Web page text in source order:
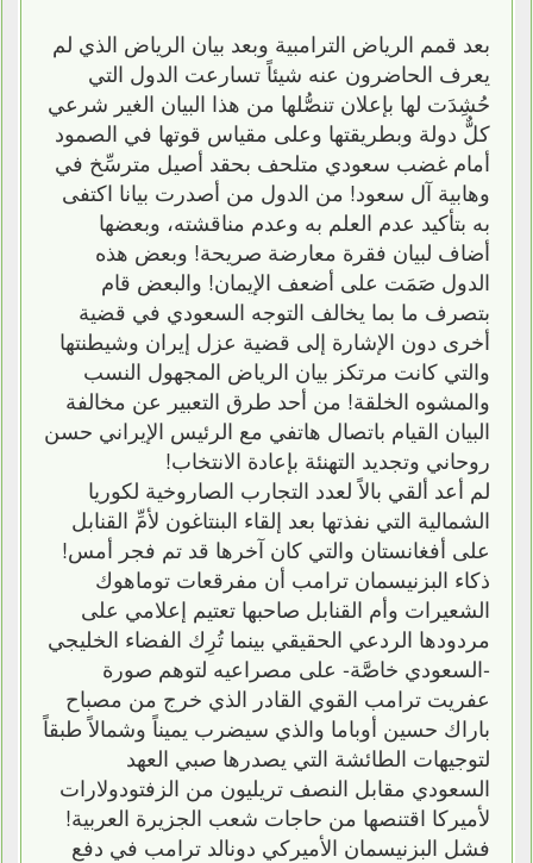
بعد قمم الرياض الترامبية وبعد بيان الرياض الذي لم
يعرف الحاضرون عنه شيئاً تسارعت الدول التي
حُشِدَت لها بإعلان تنصُّلها من هذا البيان الغير شرعي
كلٌّ دولة وبطريقتها وعلى مقياس قوتها في الصمود
أمام غضب سعودي متلحف بحقد أصيل مترسِّخ في
وهابية آل سعود! من الدول من أصدرت بيانا اكتفى
به بتأكيد عدم العلم به وعدم مناقشته، وبعضها
أضاف لبيان فقرة معارضة صريحة! وبعض هذه
الدول صَمَت على أضعف الإيمان! والبعض قام
بتصرف ما بما يخالف التوجه السعودي في قضية
أخرى دون الإشارة إلى قضية عزل إيران وشيطنتها
والتي كانت مرتكز بيان الرياض المجهول النسب
والمشوه الخلقة! من أحد طرق التعبير عن مخالفة
البيان القيام باتصال هاتفي مع الرئيس الإيراني حسن
روحاني وتجديد التهنئة بإعادة الانتخاب!
لم أعد ألقي بالاً لعدد التجارب الصاروخية لكوريا
الشمالية التي نفذتها بعد إلقاء البنتاغون لأمِّ القنابل
على أفغانستان والتي كان آخرها قد تم فجر أمس!
ذكاء البزنيسمان ترامب أن مفرقعات توماهوك
الشعيرات وأم القنابل صاحبها تعتيم إعلامي على
مردودها الردعي الحقيقي بينما تُرِك الفضاء الخليجي
-السعودي خاصَّة- على مصراعيه لتوهم صورة
عفريت ترامب القوي القادر الذي خرج من مصباح
باراك حسين أوباما والذي سيضرب يميناً وشمالاً طبقاً
لتوجيهات الطائشة التي يصدرها صبي العهد
السعودي مقابل النصف تريليون من الزفتودولارات
لأميركا اقتنصها من حاجات شعب الجزيرة العربية!
فشل البزنيسمان الأميركي دونالد ترامب في دفع